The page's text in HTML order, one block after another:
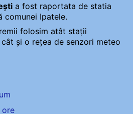
a fost raportata de statia
comunei Ipatele.
folosim atât stații
și o rețea de senzori meteo
ore